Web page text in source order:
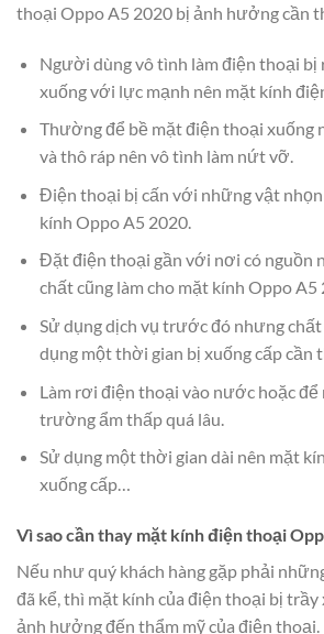
thoại Oppo A5 2020 bị ảnh hưởng cần
Người dùng vô tình làm điện thoại
xuống với lực mạnh nên mặt kính
Thường để bề mặt điện thoại xuống
và thô ráp nên vô tình làm nứt vỡ.
Điện thoại bị cấn với những vật
kính Oppo A5 2020.
Đặt điện thoại gần với nơi có nguồn
chất cũng làm cho mặt kính Oppo
Sử dụng dịch vụ trước đó nhưng
dụng một thời gian bị xuống cấp cần
Làm rơi điện thoại vào nước hoặc để
trường ẩm thấp quá lâu.
Sử dụng một thời gian dài nên mặt
xuống cấp…
Vì sao cần thay mặt kính điện thoại
Nếu như quý khách hàng gặp phải
đã kể, thì mặt kính của điện thoại bị
ảnh hưởng đến thẩm mỹ của điện thoại.